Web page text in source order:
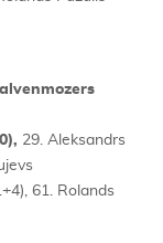
29. Aleksandrs
61. Rolands